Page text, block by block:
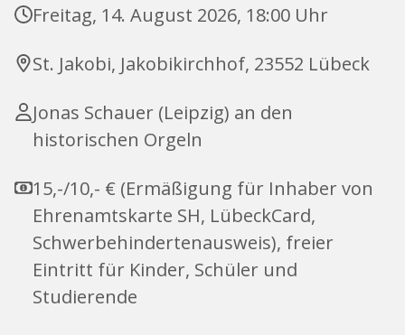
Freitag, 14. August 2026, 18:00 Uhr
St. Jakobi, Jakobikirchhof, 23552 Lübeck
Jonas Schauer (Leipzig) an den
historischen Orgeln
15,-/10,- € (Ermäßigung für Inhaber von
Ehrenamtskarte SH, LübeckCard,
Schwerbehindertenausweis), freier
Eintritt für Kinder, Schüler und
Studierende